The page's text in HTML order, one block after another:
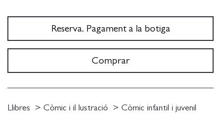
Reserva. Pagament a la botiga
Comprar
Llibres Còmic i il lustració Còmic infantil i juvenil